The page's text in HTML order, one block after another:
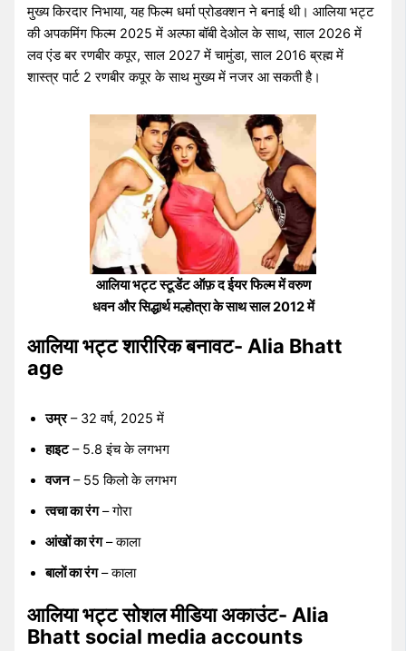
मुख्य किरदार निभाया, यह फिल्म धर्मा प्रोडक्शन ने बनाई थी। आलिया भट्ट
की अपकमिंग फिल्म 2025 में अल्फा बॉबी देओल के साथ, साल 2026 में
लव एंड बर रणबीर कपूर, साल 2027 में चामुंडा, साल 2016 ब्रह्म में
शास्त्र पार्ट 2 रणबीर कपूर के साथ मुख्य में नजर आ सकती है।
आलिया भट्ट स्टूडेंट ऑफ़ द ईयर फिल्म में वरुण
धवन और सिद्धार्थ मल्होत्रा के साथ साल 2012 में
आलिया भट्ट शारीरिक बनावट- Alia Bhatt
age
उम्र– 32 वर्ष, 2025 में
हाइट– 5.8 इंच के लगभग
वजन– 55 किलो के लगभग
त्वचा का रंग– गोरा
आंखों का रंग– काला
बालों का रंग– काला
आलिया भट्ट सोशल मीडिया अकाउंट- Alia
Bhatt social media accounts